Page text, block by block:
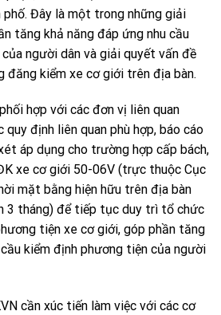
Đây là một trong những giải
tăng khả năng đáp ứng nhu cầu
người dân và giải quyết vấn đề
đăng kiểm xe cơ giới trên địa bàn.
hợp với các đơn vị liên quan
quy định liên quan phù hợp, báo cáo
áp dụng cho trường hợp cấp bách,
xe cơ giới 50-06V (trực thuộc Cục
mặt bằng hiện hữu trên địa bàn
3 tháng) để tiếp tục duy trì tổ chức
tiện xe cơ giới, góp phần tăng
kiểm định phương tiện của người
cần xúc tiến làm việc với các cơ